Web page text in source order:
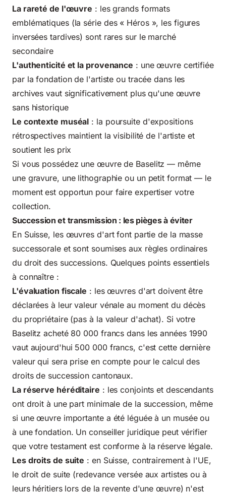
La rareté de l'œuvre : les grands formats
emblématiques (la série des « Héros », les figures
inversées tardives) sont rares sur le marché
secondaire
L'authenticité et la provenance : une œuvre certifiée
par la fondation de l'artiste ou tracée dans les
archives vaut significativement plus qu'une œuvre
sans historique
Le contexte muséal : la poursuite d'expositions
rétrospectives maintient la visibilité de l'artiste et
soutient les prix
Si vous possédez une œuvre de Baselitz — même
une gravure, une lithographie ou un petit format — le
moment est opportun pour faire expertiser votre
collection.
Succession et transmission : les pièges à éviter
En Suisse, les œuvres d'art font partie de la masse
successorale et sont soumises aux règles ordinaires
du droit des successions. Quelques points essentiels
à connaître :
L'évaluation fiscale : les œuvres d'art doivent être
déclarées à leur valeur vénale au moment du décès
du propriétaire (pas à la valeur d'achat). Si votre
Baselitz acheté 80 000 francs dans les années 1990
vaut aujourd'hui 500 000 francs, c'est cette dernière
valeur qui sera prise en compte pour le calcul des
droits de succession cantonaux.
La réserve héréditaire : les conjoints et descendants
ont droit à une part minimale de la succession, même
si une œuvre importante a été léguée à un musée ou
à une fondation. Un conseiller juridique peut vérifier
que votre testament est conforme à la réserve légale.
Les droits de suite : en Suisse, contrairement à l'UE,
le droit de suite (redevance versée aux artistes ou à
leurs héritiers lors de la revente d'une œuvre) n'est